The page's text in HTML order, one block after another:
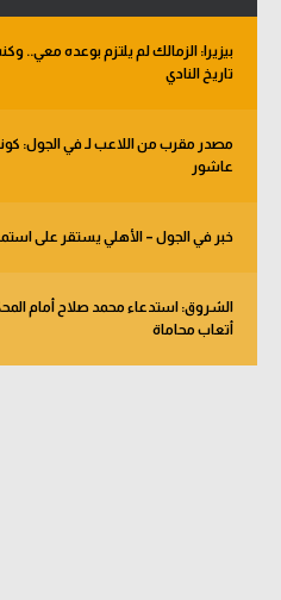
بيزيرا: الزمالك لم يلتزم بوعده
تاريخ النادي
مصدر مقرب من اللاعب لـ في الجول:
عاشور
خبر في الجول – الأهلي يستقر على
أتعاب محاماة